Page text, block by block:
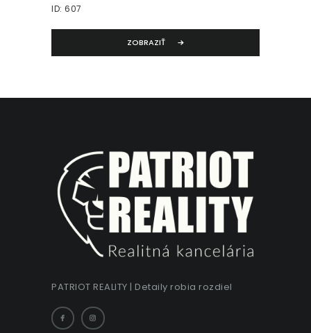
ID: 607
ZOBRAZIŤ
PATRIOT REALITY | Detaily robia rozdiel